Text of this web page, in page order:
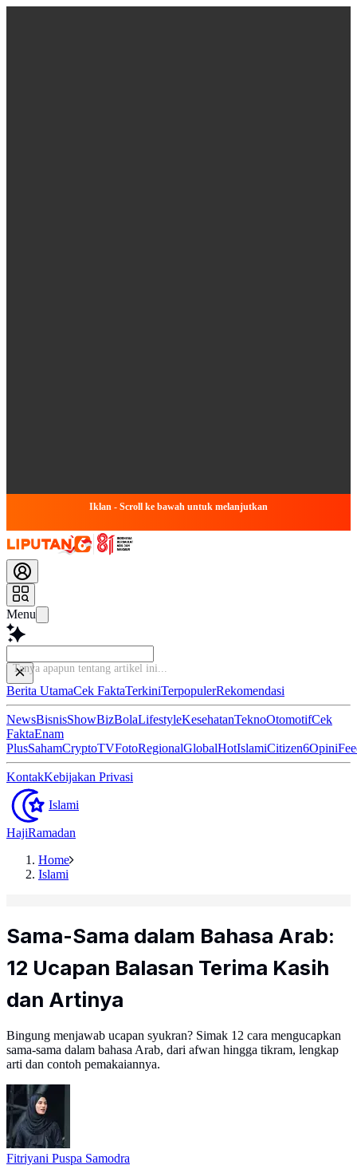
Iklan - Scroll ke bawah untuk melanjutkan
Menu
Ba
Berita UtamaCek FaktaTerkiniTerpopulerRekomendasi
NewsBisnisShowBizBolaLifestyleKesehatanTeknoOtomotifCek
FaktaEnam
PlusSahamCryptoTVFotoRegionalGlobalHotIslamiCitizen6Opini
KontakKebijakan Privasi
Islami
HajiRamadan
Home
Islami
Sama-Sama dalam Bahasa Arab:
12 Ucapan Balasan Terima Kasih
dan Artinya
Bingung menjawab ucapan syukran? Simak 12 cara mengucapkan
sama-sama dalam bahasa Arab, dari afwan hingga tikram, lengkap
arti dan contoh pemakaiannya.
Fitriyani Puspa Samodra